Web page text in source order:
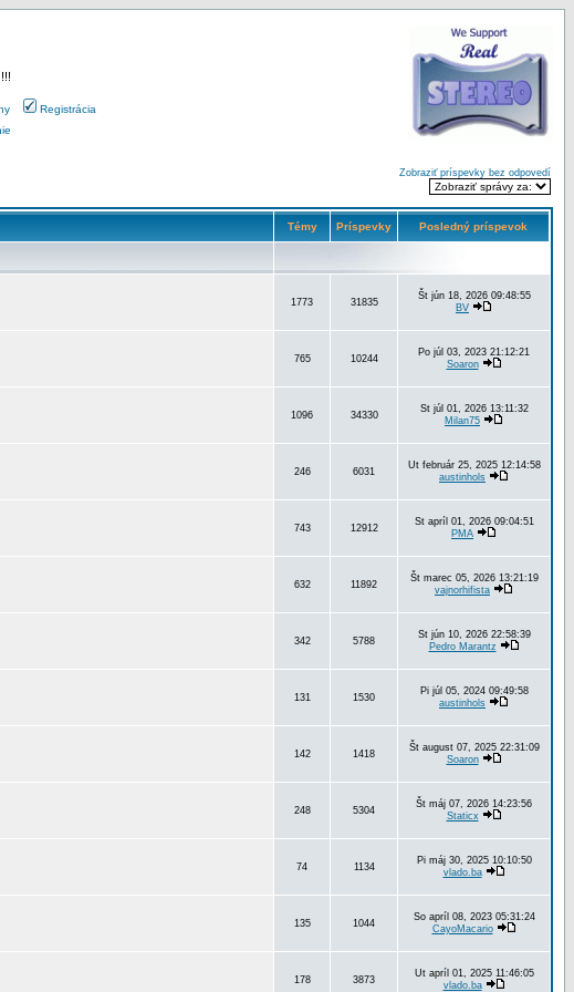
Registrácia
Zobraziť príspevky bez odpovedí
Témy Príspevky Posledný príspevok
1773 31835
Št jún 18, 2026 09:48:55
BV
765 10244
Po júl 03, 2023 21:12:21
Soaron
1096 34330
St júl 01, 2026 13:11:32
Milan75
246 6031
Ut február 25, 2025 12:14:58
austinhols
743 12912
St apríl 01, 2026 09:04:51
PMA
632 11892
Št marec 05, 2026 13:21:19
vajnorhifista
342 5788
St jún 10, 2026 22:58:39
Pedro Marantz
131 1530
Pi júl 05, 2024 09:49:58
austinhols
142 1418
Št august 07, 2025 22:31:09
Soaron
248 5304
Št máj 07, 2026 14:23:56
Staticx
74 1134
Pi máj 30, 2025 10:10:50
vlado.ba
135 1044
So apríl 08, 2023 05:31:24
CayoMacario
178 3873
Ut apríl 01, 2025 11:46:05
vlado.ba